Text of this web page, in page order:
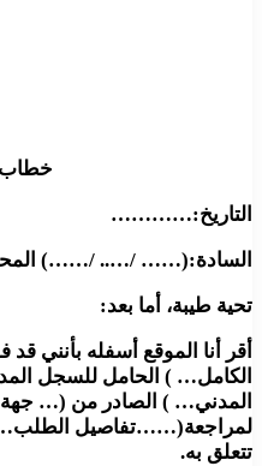
التاريخ:…………
السادة:(…… /….. /……)
تحية طيبة، أما بعد:
أقر أنا الموقع أسفله بأنني
الكامل… ) الحامل للسجل
المدني… ) الصادر من (… جهة
لمراجعة(……تفاصيل الطلب…..
تتعلق به.